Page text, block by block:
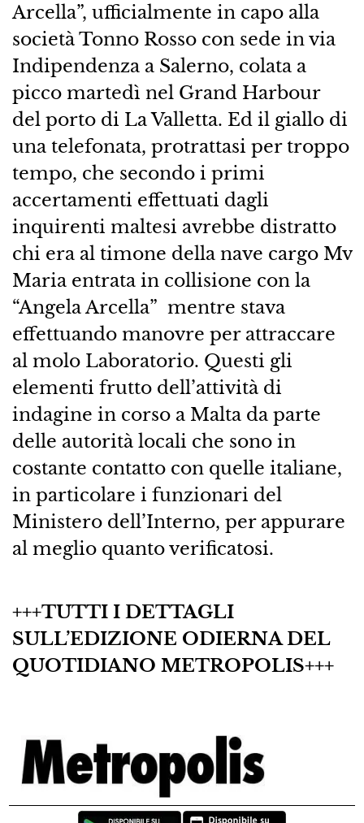
Arcella”, ufficialmente in capo alla
società Tonno Rosso con sede in via
Indipendenza a Salerno, colata a
picco martedì nel Grand Harbour
del porto di La Valletta. Ed il giallo di
una telefonata, protrattasi per troppo
tempo, che secondo i primi
accertamenti effettuati dagli
inquirenti maltesi avrebbe distratto
chi era al timone della nave cargo Mv
Maria entrata in collisione con la
“Angela Arcella” mentre stava
effettuando manovre per attraccare
al molo Laboratorio. Questi gli
elementi frutto dell’attività di
indagine in corso a Malta da parte
delle autorità locali che sono in
costante contatto con quelle italiane,
in particolare i funzionari del
Ministero dell’Interno, per appurare
al meglio quanto verificatosi.
+++TUTTI I DETTAGLI
SULL’EDIZIONE ODIERNA DEL
QUOTIDIANO METROPOLIS+++